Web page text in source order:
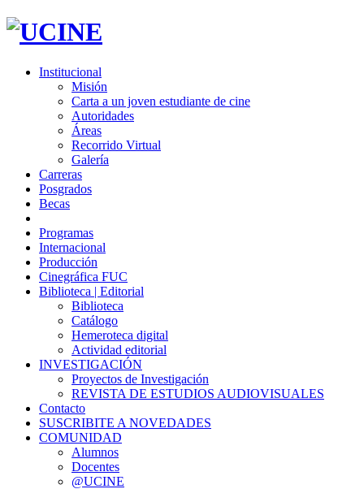
Institucional
Misión
Carta a un joven estudiante de cine
Autoridades
Áreas
Recorrido Virtual
Galería
Carreras
Posgrados
Becas
Programas
Internacional
Producción
Cinegráfica FUC
Biblioteca | Editorial
Biblioteca
Catálogo
Hemeroteca digital
Actividad editorial
INVESTIGACIÓN
Proyectos de Investigación
REVISTA DE ESTUDIOS AUDIOVISUALES
Contacto
SUSCRIBITE A NOVEDADES
COMUNIDAD
Alumnos
Docentes
@UCINE